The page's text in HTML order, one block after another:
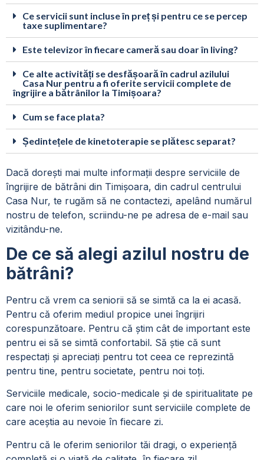
Ce servicii sunt incluse în preț și pentru ce se percep
taxe suplimentare?
Este televizor în fiecare cameră sau doar în living?
Ce alte activități se desfășoară în cadrul azilului
Casa Nur pentru a fi oferite servicii complete de
îngrijire a bătrânilor la Timișoara?
Cum se face plata?
Ședintețele de kinetoterapie se plătesc separat?
Dacă dorești mai multe informații despre serviciile de
îngrijire de bătrâni din Timișoara, din cadrul centrului
Casa Nur, te rugăm să ne contactezi, apelând numărul
nostru de telefon, scriindu-ne pe adresa de e-mail sau
vizitându-ne.
De ce să alegi azilul nostru de
bătrâni?
Pentru că vrem ca seniorii să se simtă ca la ei acasă.
Pentru că oferim mediul propice unei îngrijiri
corespunzătoare. Pentru că știm cât de important este
pentru ei să se simtă confortabil. Să știe că sunt
respectați și apreciați pentru tot ceea ce reprezintă
pentru tine, pentru societate, pentru noi toți.
Serviciile medicale, socio-medicale și de spiritualitate pe
care noi le oferim seniorilor sunt serviciile complete de
care aceștia au nevoie în fiecare zi.
Pentru că le oferim seniorilor tăi dragi, o experiență